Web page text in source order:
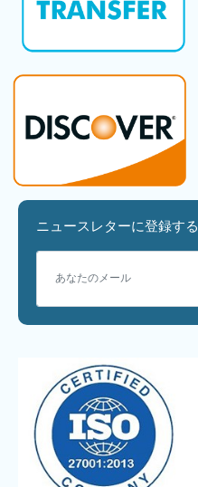
ニュースレターに登録する